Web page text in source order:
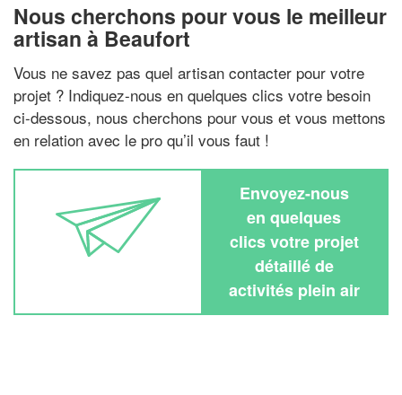
Nous cherchons pour vous le meilleur
artisan à Beaufort
Vous ne savez pas quel artisan contacter pour votre
projet ? Indiquez-nous en quelques clics votre besoin
ci-dessous, nous cherchons pour vous et vous mettons
en relation avec le pro qu’il vous faut !
Envoyez-nous
en quelques
clics votre projet
détaillé de
activités plein air